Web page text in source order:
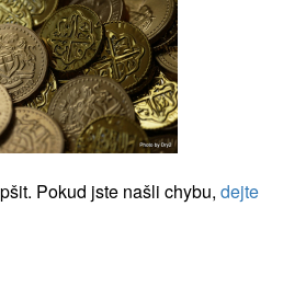
Pokud jste našli chybu, dejte